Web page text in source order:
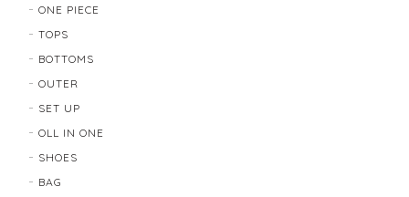
ONE PIECE
TOPS
BOTTOMS
OUTER
SET UP
OLL IN ONE
SHOES
BAG